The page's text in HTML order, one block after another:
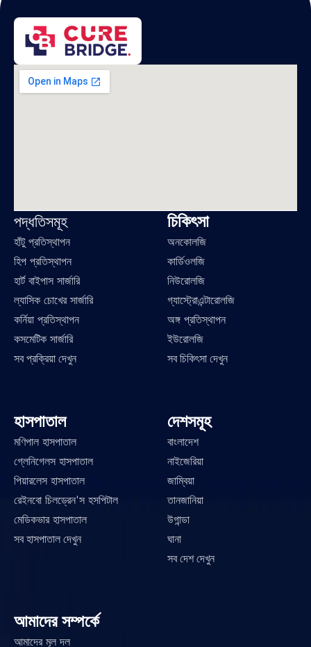
পদ্ধতিসমূহ
হাঁটু প্রতিস্থাপন
হিপ প্রতিস্থাপন
হার্ট বাইপাস সার্জারি
ল্যাসিক চোখের সার্জারি
কর্নিয়া প্রতিস্থাপন
কসমেটিক সার্জারি
সব প্রক্রিয়া দেখুন
চিকিৎসা
অনকোলজি
কার্ডিওলজি
নিউরোলজি
গ্যাস্ট্রোএন্টারোলজি
অঙ্গ প্রতিস্থাপন
ইউরোলজি
সব চিকিৎসা দেখুন
হাসপাতাল
মণিপাল হাসপাতাল
গ্লেনিগেলস হাসপাতাল
পিয়ারলেস হাসপাতাল
রেইনবো চিলড্রেন'স হসপিটাল
মেডিকভার হাসপাতাল
সব হাসপাতাল দেখুন
দেশসমূহ
বাংলাদেশ
নাইজেরিয়া
জাম্বিয়া
তানজানিয়া
উগান্ডা
ঘানা
সব দেশ দেখুন
আমাদের সম্পর্কে
আমাদের মূল দল